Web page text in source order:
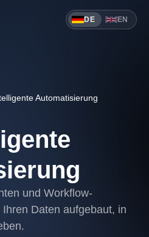
DE EN
Automatisierung
und Workflow-
Daten aufgebaut, in